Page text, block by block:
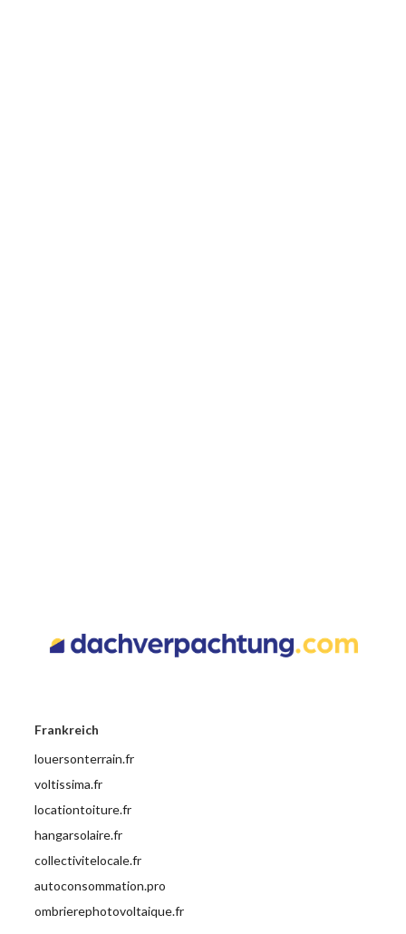
Frankreich
louersonterrain.fr
voltissima.fr
locationtoiture.fr
hangarsolaire.fr
collectivitelocale.fr
autoconsommation.pro
ombrierephotovoltaique.fr